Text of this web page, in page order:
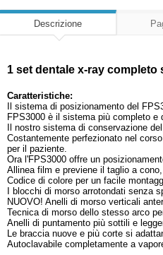
Descrizione
1 set dentale x-ray
Caratteristiche:
Il sistema di posizionamento del
FPS3000 è il sistema più completo e
Il nostro sistema di conservazione
Costantemente perfezionato nel
per il paziente.
Ora l'FPS3000 offre un
Allinea film e previene il taglio a
Codice di colore per un facile
I blocchi di morso arrotondati senza
NUOVO! Anelli di morso verticali
Tecnica di morso dello stesso arco
Anelli di puntamento più sottili e
Le braccia nuove e più corte si
Autoclavabile completamente a